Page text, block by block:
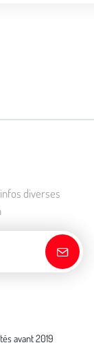
diverses
avant 2019